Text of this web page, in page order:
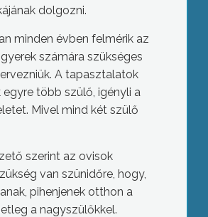
dolgozni.
minden évben felmérik az
számára szükséges
A tapasztalatok
több szülő, igényli a
Mivel mind két szülő
szerint az ovisok
van szünidőre, hogy,
pihenjenek otthon a
a nagyszülőkkel.